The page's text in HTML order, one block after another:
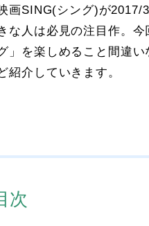
画SING(シング)が2017/
な人は必見の注目作。
」を楽しめること間違
紹介していきます。
次